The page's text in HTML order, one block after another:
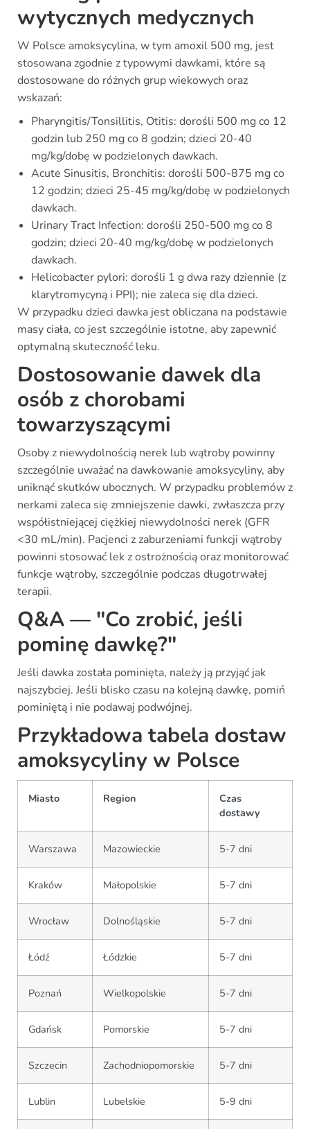
wytycznych medycznych
W Polsce amoksycylina, w tym amoxil 500 mg, jest
stosowana zgodnie z typowymi dawkami, które są
dostosowane do różnych grup wiekowych oraz
wskazań:
Pharyngitis/Tonsillitis, Otitis: dorośli 500 mg co 12
godzin lub 250 mg co 8 godzin; dzieci 20-40
mg/kg/dobę w podzielonych dawkach.
Acute Sinusitis, Bronchitis: dorośli 500-875 mg co
12 godzin; dzieci 25-45 mg/kg/dobę w podzielonych
dawkach.
Urinary Tract Infection: dorośli 250-500 mg co 8
godzin; dzieci 20-40 mg/kg/dobę w podzielonych
dawkach.
Helicobacter pylori: dorośli 1 g dwa razy dziennie (z
klarytromycyną i PPI); nie zaleca się dla dzieci.
W przypadku dzieci dawka jest obliczana na podstawie
masy ciała, co jest szczególnie istotne, aby zapewnić
optymalną skuteczność leku.
Dostosowanie dawek dla
osób z chorobami
towarzyszącymi
Osoby z niewydolnością nerek lub wątroby powinny
szczególnie uważać na dawkowanie amoksycyliny, aby
uniknąć skutków ubocznych. W przypadku problemów z
nerkami zaleca się zmniejszenie dawki, zwłaszcza przy
współistniejącej ciężkiej niewydolności nerek (GFR
<30 mL/min). Pacjenci z zaburzeniami funkcji wątroby
powinni stosować lek z ostrożnością oraz monitorować
funkcje wątroby, szczególnie podczas długotrwałej
terapii.
Q&A — "Co zrobić, jeśli
pominę dawkę?"
Jeśli dawka została pominięta, należy ją przyjąć jak
najszybciej. Jeśli blisko czasu na kolejną dawkę, pomiń
pominiętą i nie podawaj podwójnej.
Przykładowa tabela dostaw
amoksycyliny w Polsce
Miasto Region
Czas
dostawy
Warszawa Mazowieckie 5-7 dni
Kraków Małopolskie 5-7 dni
Wrocław Dolnośląskie 5-7 dni
Łódź Łódzkie 5-7 dni
Poznań Wielkopolskie 5-7 dni
Gdańsk Pomorskie 5-7 dni
Szczecin Zachodniopomorskie 5-7 dni
Lublin Lubelskie 5-9 dni